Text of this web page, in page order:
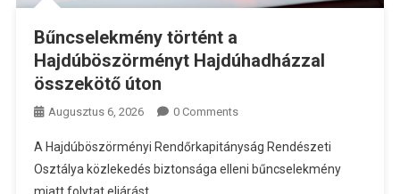
Bűncselekmény történt a
Hajdúböszörményt Hajdúhadházzal
összekötő úton
Augusztus 6, 2026 0 Comments
A Hajdúböszörményi Rendőrkapitányság Rendészeti
Osztálya közlekedés biztonsága elleni bűncselekmény